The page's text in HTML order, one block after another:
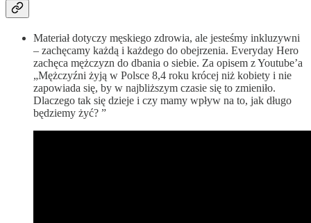
Materiał dotyczy męskiego zdrowia, ale jesteśmy inkluzywni
– zachęcamy każdą i każdego do obejrzenia. Everyday Hero
zachęca mężczyzn do dbania o siebie. Za opisem z Youtube’a
„Mężczyźni żyją w Polsce 8,4 roku krócej niż kobiety i nie
zapowiada się, by w najbliższym czasie się to zmieniło.
Dlaczego tak się dzieje i czy mamy wpływ na to, jak długo
będziemy żyć? ”